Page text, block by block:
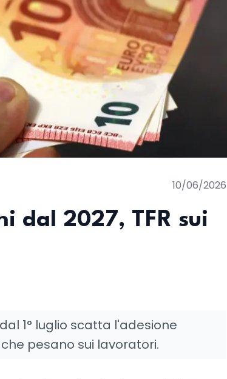
10/06/2026
dal 2027, TFR sui
1° luglio scatta l'adesione
pesano sui lavoratori.